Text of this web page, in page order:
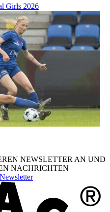
Girls 2026
NEWSLETTER AN UND
NACHRICHTEN